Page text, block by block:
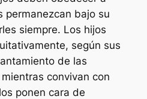
permanezcan bajo su
siempre. Los hijos
según sus
de las
convivan con
ponen cara de